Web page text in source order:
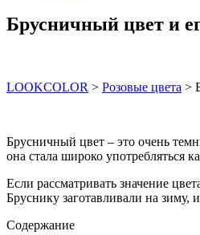
Брусничный цвет и
LOOKCOLOR > Розовые цвета >
Брусничный цвет – это очень
она стала широко употребляться
Если рассматривать значение
Бруснику заготавливали на зиму,
Содержание